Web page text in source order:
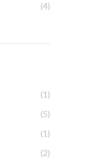
(4)
(1)
(5)
(1)
(2)